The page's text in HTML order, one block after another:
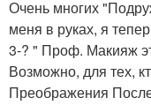
Очень многих
меня в руках, я
3-? " Проф. Макияж
Возможно, для тех,
Преображения